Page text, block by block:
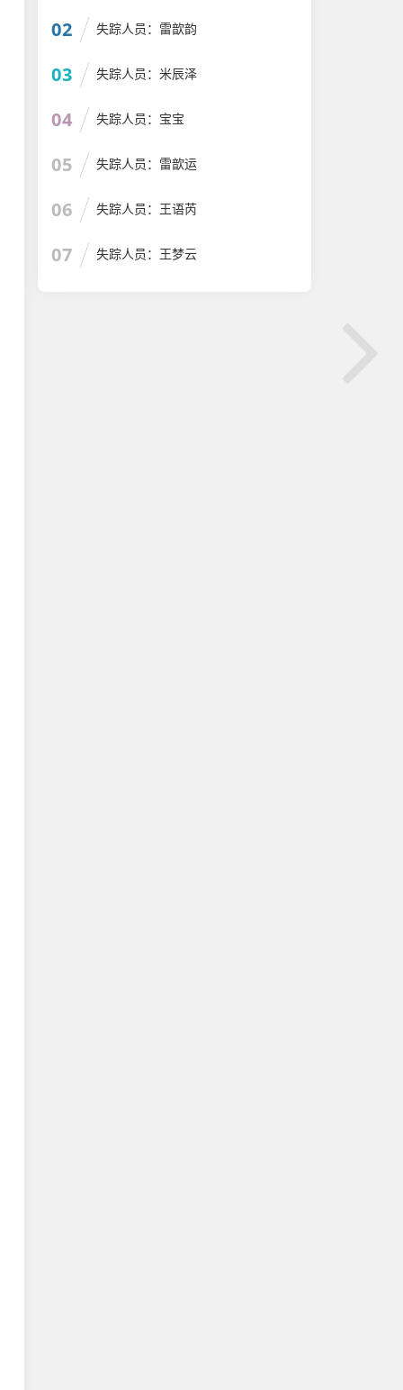
02 失踪人员：雷歆韵
03 失踪人员：米辰泽
04 失踪人员：宝宝
05 失踪人员：雷歆运
06 失踪人员：王语芮
07 失踪人员：王梦云